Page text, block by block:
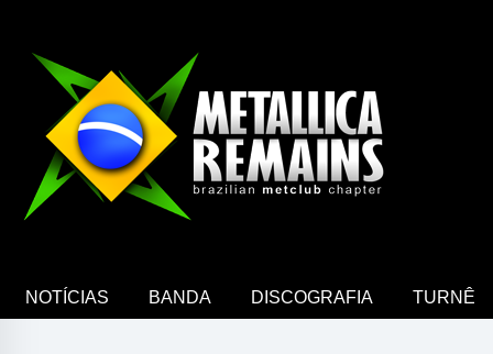
NOTÍCIAS BANDA DISCOGRAFIA TURNÊ